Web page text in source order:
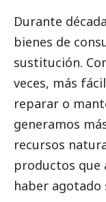
Durante
bienes de
sustitución.
veces, más
reparar o
generamos
recursos
productos que
haber agotado